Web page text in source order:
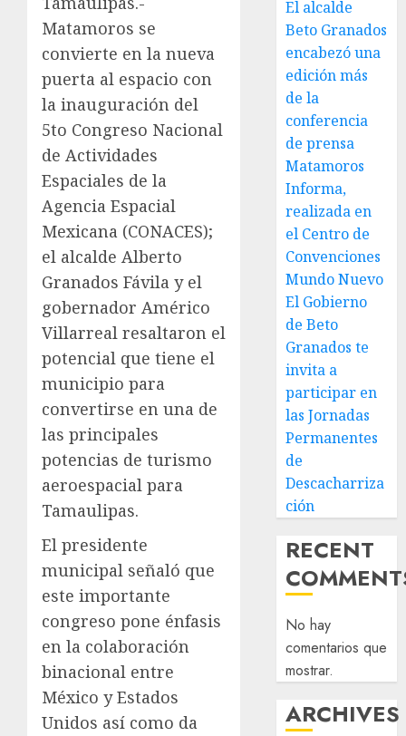
Matamoros se
convierte en la nueva
puerta al espacio con
la inauguración del
5to Congreso Nacional
de Actividades
Espaciales de la
Agencia Espacial
Mexicana (CONACES);
el alcalde Alberto
Granados Fávila y el
gobernador Américo
Villarreal resaltaron el
potencial que tiene el
municipio para
convertirse en una de
las principales
potencias de turismo
aeroespacial para
Tamaulipas.
El presidente
municipal señaló que
este importante
congreso pone énfasis
en la colaboración
binacional entre
México y Estados
Unidos así como da
El alcalde
Beto Granados
encabezó una
edición más
de la
conferencia
de prensa
Matamoros
Informa,
realizada en
el Centro de
Convenciones
Mundo Nuevo
El Gobierno
de Beto
Granados te
invita a
participar en
las Jornadas
Permanentes
de
Descacharriza
ción
RECENT
No hay
comentarios que
mostrar.
ARCHIVES